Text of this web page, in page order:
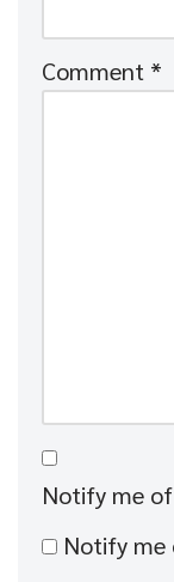
Comment *
Notify me
Notify me